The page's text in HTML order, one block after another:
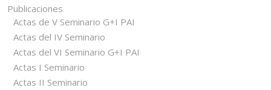
Publicaciones
Actas de V Seminario G+I PAI
Actas del IV Seminario
Actas del VI Seminario G+I PAI
Actas I Seminario
Actas II Seminario